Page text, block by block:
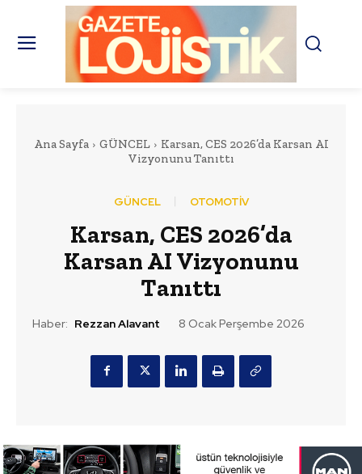
Ana Sayfa GÜNCEL
Karsan, CES 2026’da Karsan AI
Vizyonunu Tanıttı
GÜNCEL OTOMOTİV
Karsan, CES 2026’da
Karsan AI Vizyonunu
Tanıttı
Haber: Rezzan Alavant 8 Ocak Perşembe 2026